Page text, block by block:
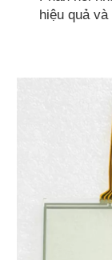
hiệu quả